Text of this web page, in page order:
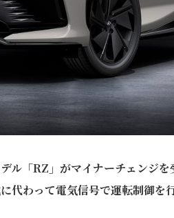
ル「RZ」がマイナーチェンジ
代わって電気信号で運転制御を